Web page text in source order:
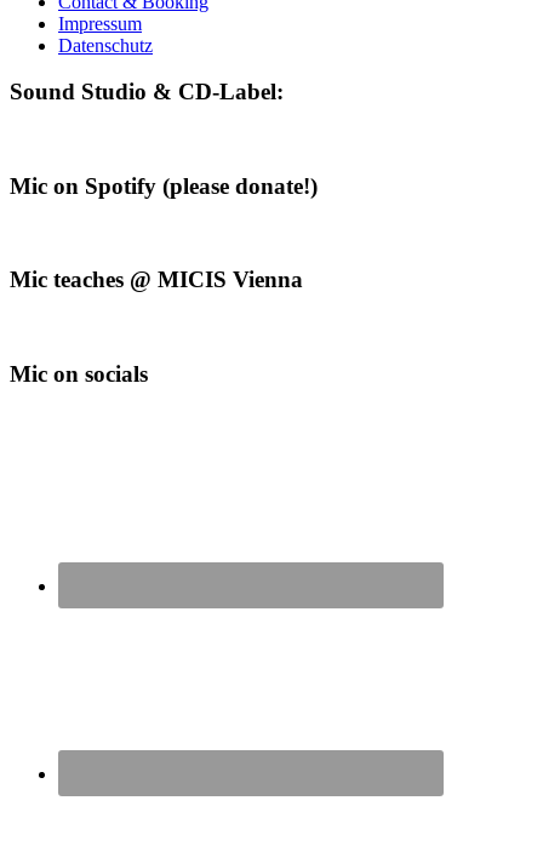
Impressum
Datenschutz
Sound Studio & CD-Label:
Mic on Spotify (please donate!)
Mic teaches @ MICIS Vienna
Mic on socials